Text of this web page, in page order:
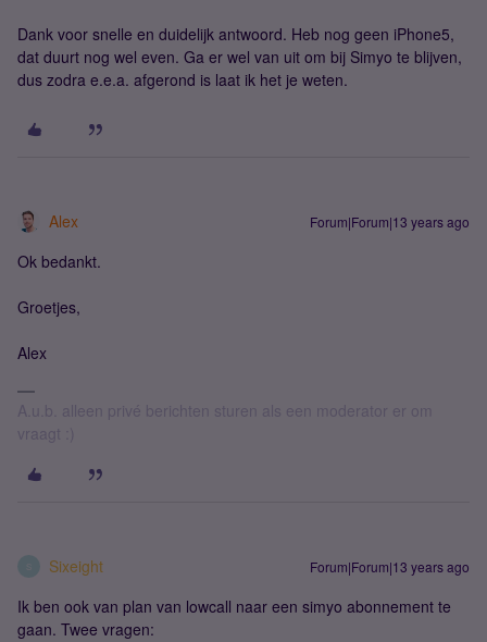
Dank voor snelle en duidelijk antwoord. Heb nog geen iPhone5,
dat duurt nog wel even. Ga er wel van uit om bij Simyo te blijven,
dus zodra e.e.a. afgerond is laat ik het je weten.
Alex Forum|Forum|13 years ago
Ok bedankt.
Groetjes,
Alex
A.u.b. alleen privé berichten sturen als een moderator er om
vraagt :)
Sixeight Forum|Forum|13 years ago
Ik ben ook van plan van lowcall naar een simyo abonnement te
gaan. Twee vragen: